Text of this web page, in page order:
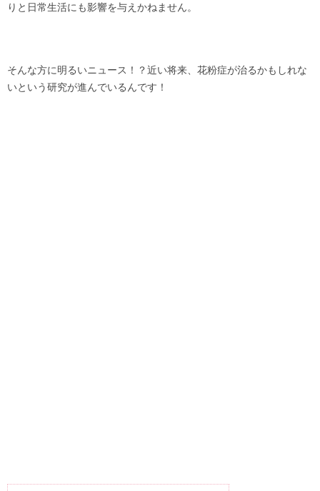
りと日常生活にも影響を与えかねません。
そんな方に明るいニュース！？近い将来、花粉症が治るかもしれな
いという研究が進んでいるんです！